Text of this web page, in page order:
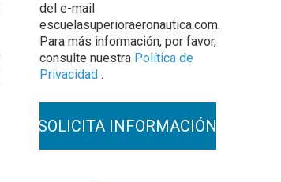
del e-mail
escuelasuperioraeronautica.com.
Para más información, por favor,
consulte nuestra Política de
Privacidad .